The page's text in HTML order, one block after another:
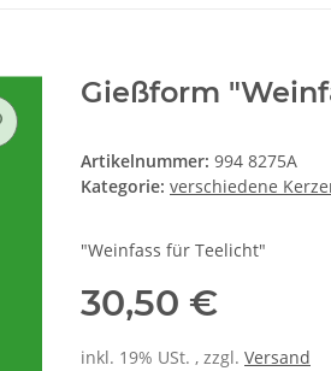
Gießform
Artikelnummer: 994 8275A
Kategorie: verschiedene
"Weinfass für Teelicht"
30,50 €
inkl. 19% USt. , zzgl. Versand